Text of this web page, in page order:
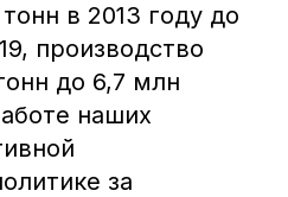
в 2013 году до
производство
до 6,7 млн
наших
за